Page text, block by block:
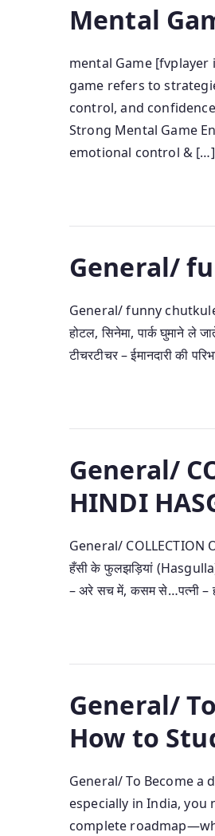
Mental
mental Game [fvplayer
game refers to
control, and
Strong Mental Game
emotional control & […]
General/
General/ funny chutkule
होटल, सिनेमा, पार्क घुमाने ले
टीचरटीचर – ईमानदारी की
General/
HINDI
General/ COLLECTION
हँसी के फुलझड़ियां (Hasgulla)
– अरे सच में, कसम से…पत्नी –
General/
How to
General/ To Become a
especially in India, you
complete